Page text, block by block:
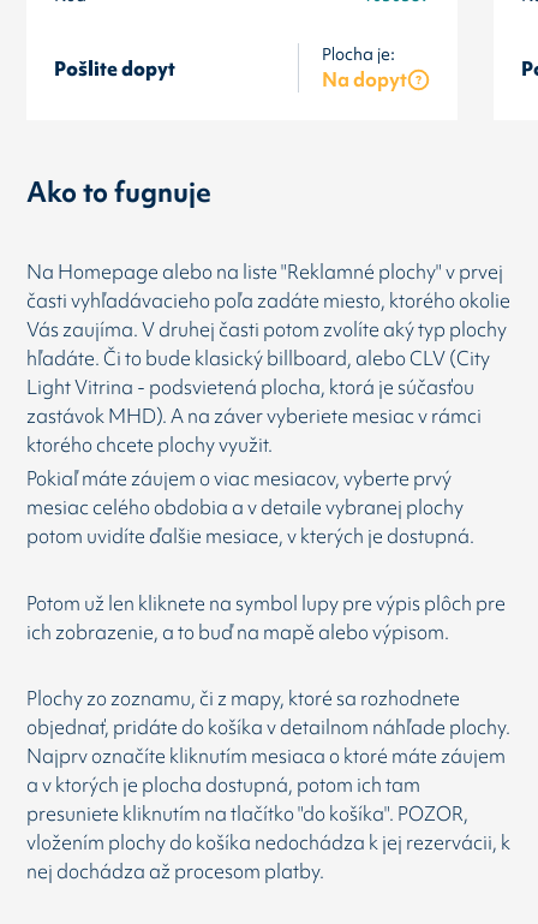
Pošlite dopyt
Plocha je:
Na dopyt
Ako to fugnuje
Na Homepage alebo na liste "Reklamné plochy" v prvej
časti vyhľadávacieho poľa zadáte miesto, ktorého okolie
Vás zaujíma. V druhej časti potom zvolíte aký typ plochy
hľadáte. Či to bude klasický billboard, alebo CLV (City
Light Vitrina - podsvietená plocha, ktorá je súčasťou
zastávok MHD). A na záver vyberiete mesiac v rámci
ktorého chcete plochy využit.
Pokiaľ máte záujem o viac mesiacov, vyberte prvý
mesiac celého obdobia a v detaile vybranej plochy
potom uvidíte ďalšie mesiace, v kterých je dostupná.
Potom už len kliknete na symbol lupy pre výpis plôch pre
ich zobrazenie, a to buď na mapě alebo výpisom.
Plochy zo zoznamu, či z mapy, ktoré sa rozhodnete
objednať, pridáte do košíka v detailnom náhľade plochy.
Najprv označíte kliknutím mesiaca o ktoré máte záujem
a v ktorých je plocha dostupná, potom ich tam
presuniete kliknutím na tlačítko "do košíka". POZOR,
vložením plochy do košíka nedochádza k jej rezervácii, k
nej dochádza až procesom platby.